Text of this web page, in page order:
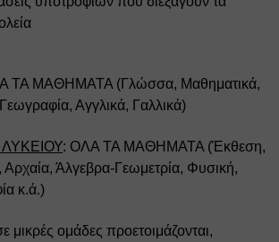
ΤΑ ΜΑΘΗΜΑΤΑ (Γλώσσα, Μαθηματικά,
Αγγλικά, Γαλλικά)
ΛΥΚΕΙΟΥ: ΟΛΑ ΤΑ ΜΑΘΗΜΑΤΑ (Έκθεση,
Άλγεβρα-Γεωμετρία, Φυσική,
κ.ά.)
μικρές ομάδες προετοιμάζονται,